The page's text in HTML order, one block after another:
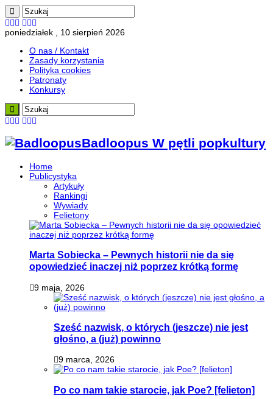
poniedziałek , 10 sierpień 2026
O nas / Kontakt
Zasady korzystania
Polityka cookies
Patronaty
Konkursy
Badloopus W pętli popkultury
Home
Publicystyka
Artykuły
Rankingi
Wywiady
Felietony
Marta Sobiecka – Pewnych historii nie da się
opowiedzieć inaczej niż poprzez krótką formę
9 maja, 2026
Sześć nazwisk, o których (jeszcze) nie jest
głośno, a (już) powinno
9 marca, 2026
Po co nam takie starocie, jak Poe? [felieton]